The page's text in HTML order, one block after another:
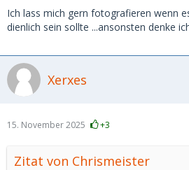
Ich lass mich gern fotografieren wenn
dienlich sein sollte ...ansonsten denke
Xerxes
15. November 2025 +3
Zitat von Chrismeister